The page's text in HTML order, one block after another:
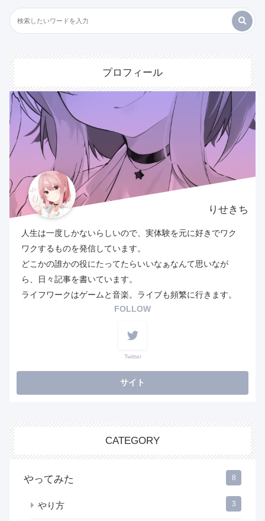
プロフィール
りせきち
人生は一度しかないらしいので、実体験を元に好きでワク
ワクするものを発信しています。
どこかの誰かの役にたってたらいいなぁなんて思いなが
ら、日々記事を書いています。
ライフワークはゲームと音楽。ライブも頻繁に行きます。
FOLLOW
Twitter
CATEGORY
やってみた 8
やり方 3